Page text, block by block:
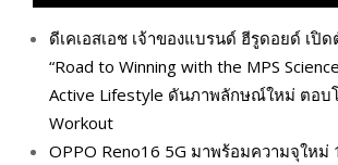
ดีเคเอสเอช เจ้าของแบรนด์ ฮีรูดอยด์ เปิ
“Road to Winning with the MPS
Active Lifestyle ดันภาพลักษณ์ใหม่ ตอบ
Workout
OPPO Reno16 5G มาพร้อมความจุใหม่